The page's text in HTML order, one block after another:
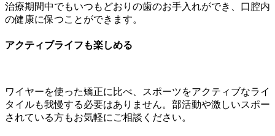
治療期間中でもいつもどおりの歯のお手入れができ、口腔内
の健康に保つことができます。
アクティブライフも楽しめる
ワイヤーを使った矯正に比べ、スポーツをアクティブなライ
タイルも我慢する必要はありません。部活動や激しいスポー
されている方もお気軽にご相談ください。